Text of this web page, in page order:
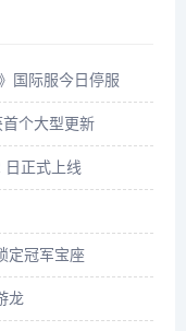
国际服今日停服
个大型更新
日正式上线
定冠军宝座
龙